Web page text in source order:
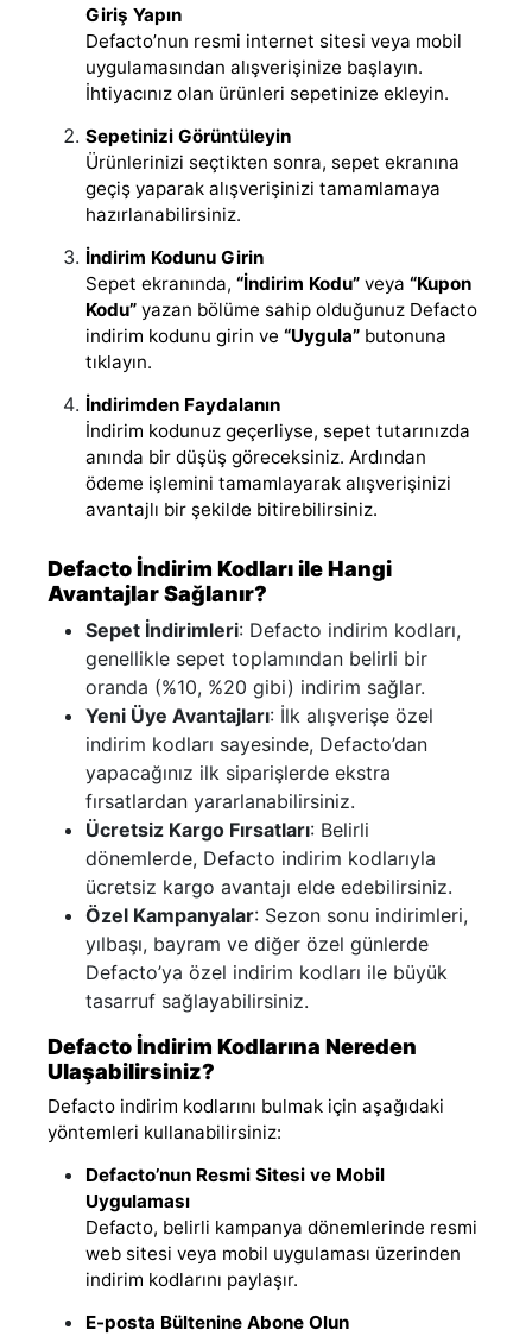
Giriş Yapın
Defacto’nun resmi internet sitesi veya mobil
uygulamasından alışverişinize başlayın.
İhtiyacınız olan ürünleri sepetinize ekleyin.
Sepetinizi Görüntüleyin
Ürünlerinizi seçtikten sonra, sepet ekranına
geçiş yaparak alışverişinizi tamamlamaya
hazırlanabilirsiniz.
İndirim Kodunu Girin
Sepet ekranında, “İndirim Kodu” veya “Kupon
Kodu” yazan bölüme sahip olduğunuz Defacto
indirim kodunu girin ve “Uygula” butonuna
tıklayın.
İndirimden Faydalanın
İndirim kodunuz geçerliyse, sepet tutarınızda
anında bir düşüş göreceksiniz. Ardından
ödeme işlemini tamamlayarak alışverişinizi
avantajlı bir şekilde bitirebilirsiniz.
Defacto İndirim Kodları ile Hangi
Avantajlar Sağlanır?
Sepet İndirimleri: Defacto indirim kodları,
genellikle sepet toplamından belirli bir
oranda (%10, %20 gibi) indirim sağlar.
Yeni Üye Avantajları: İlk alışverişe özel
indirim kodları sayesinde, Defacto’dan
yapacağınız ilk siparişlerde ekstra
fırsatlardan yararlanabilirsiniz.
Ücretsiz Kargo Fırsatları: Belirli
dönemlerde, Defacto indirim kodlarıyla
ücretsiz kargo avantajı elde edebilirsiniz.
Özel Kampanyalar: Sezon sonu indirimleri,
yılbaşı, bayram ve diğer özel günlerde
Defacto’ya özel indirim kodları ile büyük
tasarruf sağlayabilirsiniz.
Defacto İndirim Kodlarına Nereden
Ulaşabilirsiniz?
Defacto indirim kodlarını bulmak için aşağıdaki
yöntemleri kullanabilirsiniz:
Defacto’nun Resmi Sitesi ve Mobil
Uygulaması
Defacto, belirli kampanya dönemlerinde resmi
web sitesi veya mobil uygulaması üzerinden
indirim kodlarını paylaşır.
E-posta Bültenine Abone Olun